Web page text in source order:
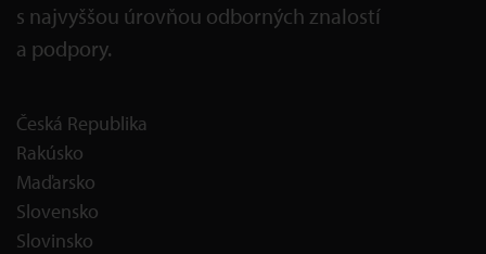
s najvyššou úrovňou odborných znalostí
a podpory.
Česká Republika
Rakúsko
Maďarsko
Slovensko
Slovinsko